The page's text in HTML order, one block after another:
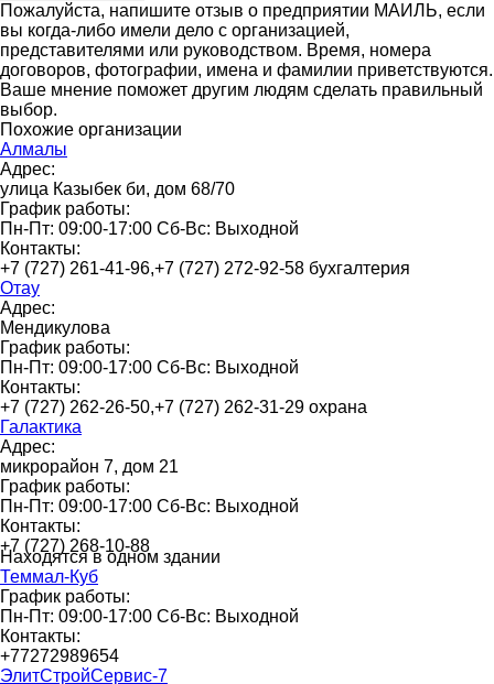
Пожалуйста, напишите отзыв о предприятии МАИЛЬ, если
вы когда-либо имели дело с организацией,
представителями или руководством. Время, номера
договоров, фотографии, имена и фамилии приветствуются.
Ваше мнение поможет другим людям сделать правильный
выбор.
Похожие организации
Алмалы
Адрес:
улица Казыбек би, дом 68/70
График работы:
Пн-Пт: 09:00-17:00 Сб-Вс: Выходной
Контакты:
+7 (727) 261-41-96,+7 (727) 272-92-58 бухгалтерия
Отау
Адрес:
Мендикулова
График работы:
Пн-Пт: 09:00-17:00 Сб-Вс: Выходной
Контакты:
+7 (727) 262-26-50,+7 (727) 262-31-29 охрана
Галактика
Адрес:
микрорайон 7, дом 21
График работы:
Пн-Пт: 09:00-17:00 Сб-Вс: Выходной
Контакты:
+7 (727) 268-10-88
Находятся в одном здании
Теммал-Куб
График работы:
Пн-Пт: 09:00-17:00 Сб-Вс: Выходной
Контакты:
+77272989654
ЭлитСтройСервис-7